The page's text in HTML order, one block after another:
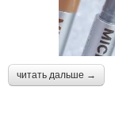
читать дальше →